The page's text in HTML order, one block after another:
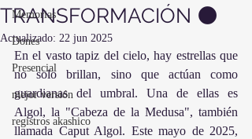
Memorias
Dones
Presencial
mejor versión
registros akashico
TRANSFORMACIÓN 🌑
Actualizado: 22 jun 2025
En el vasto tapiz del cielo, hay estrellas que
no solo brillan, sino que actúan como
guardianas del umbral. Una de ellas es
Algol, la "Cabeza de la Medusa", también
llamada Caput Algol. Este mayo de 2025,